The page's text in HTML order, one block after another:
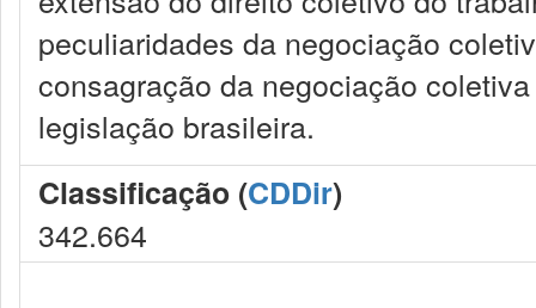
peculiaridades da negociação
consagração da negociação
legislação brasileira.
Classificação (CDDir)
342.664